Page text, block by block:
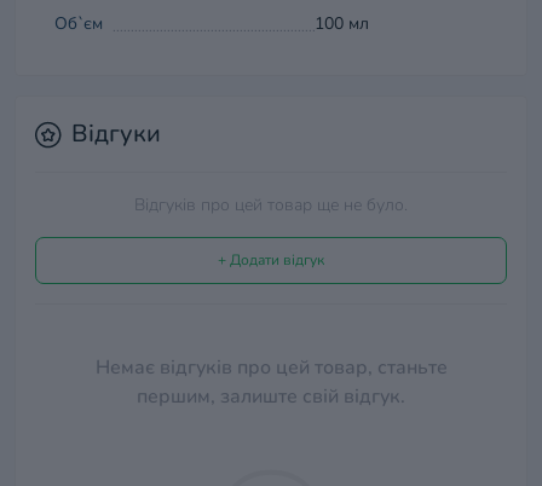
Об`єм 100 мл
Відгуки
Відгуків про цей товар ще не було.
+ Додати відгук
Немає відгуків про цей товар, станьте
першим, залиште свій відгук.